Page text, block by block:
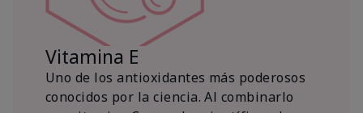
Vitamina E
Uno de los antioxidantes más poderosos
conocidos por la ciencia. Al combinarlo